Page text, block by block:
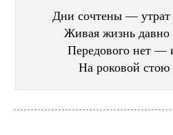
Дни сочтены — утрат
Живая жизнь
Передового нет —
На роковой